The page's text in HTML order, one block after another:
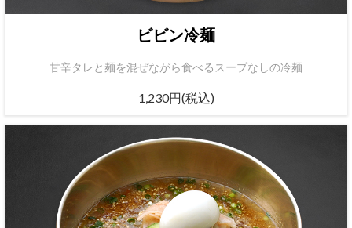
ビビン冷麺
甘辛タレと麺を混ぜながら食べるスープなしの冷麺
1,230円(税込)